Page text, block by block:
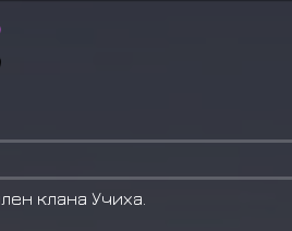
клана Учиха.